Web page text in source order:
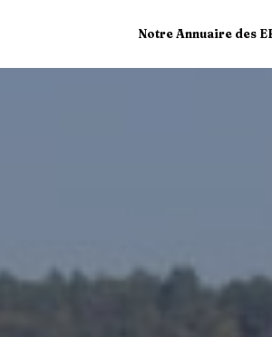
Notre Annuaire des